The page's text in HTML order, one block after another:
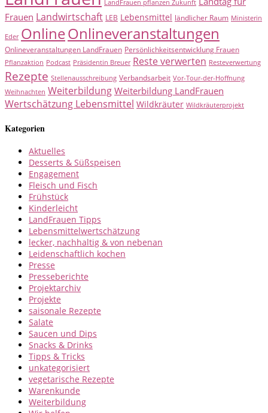
LandFrauen pflanzen Zukunft
Frauen Landwirtschaft LEB Lebensmittel ländlicher Raum Ministerin
Eder OnlineOnlineveranstaltungen
Onlineveranstaltungen LandFrauen Persönlichkeitsentwicklung Frauen
Pflanzaktion Podcast Präsidentin Breuer Reste verwerten Resteverwertung
Rezepte Stellenausschreibung Verbandsarbeit Vor-Tour-der-Hoffnung
Weihnachten Weiterbildung Weiterbildung LandFrauen
Wertschätzung Lebensmittel Wildkräuter Wildkräuterprojekt
Kategorien
Aktuelles
Desserts & Süßspeisen
Engagement
Fleisch und Fisch
Frühstück
Kinderleicht
LandFrauen Tipps
Lebensmittelwertschätzung
lecker, nachhaltig & von nebenan
Leidenschaftlich kochen
Presse
Presseberichte
Projektarchiv
Projekte
saisonale Rezepte
Salate
Saucen und Dips
Snacks & Drinks
Tipps & Tricks
unkategorisiert
vegetarische Rezepte
Warenkunde
Weiterbildung